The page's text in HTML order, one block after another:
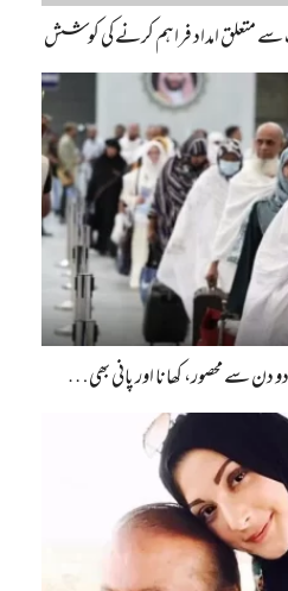
متعلق امداد فراہم کرنے کی کوشش
دن سے محصور، کھانا اور پانی بھی…